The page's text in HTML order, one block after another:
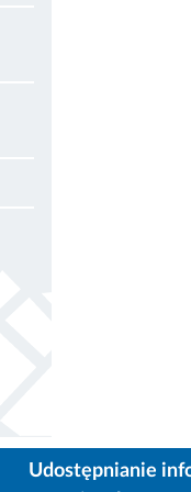
Udostępnianie